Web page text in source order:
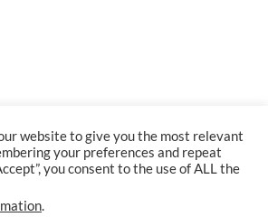
website to give you the most relevant
your preferences and repeat
you consent to the use of ALL the
.